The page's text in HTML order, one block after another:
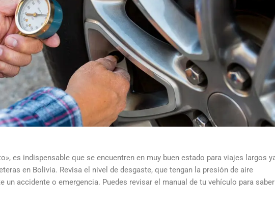
es indispensable que se encuentren en muy buen estado para viajes largos
en Bolivia. Revisa el nivel de desgaste, que tengan la presión de aire
un accidente o emergencia. Puedes revisar el manual de tu vehículo para saber